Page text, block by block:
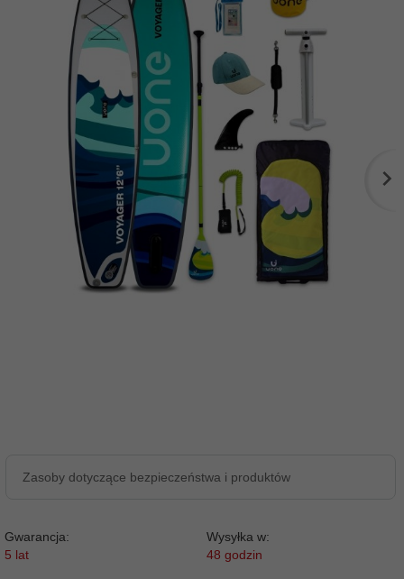
Zasoby dotyczące bezpieczeństwa i produktów
Gwarancja:
5 lat
Wysyłka w:
48 godzin